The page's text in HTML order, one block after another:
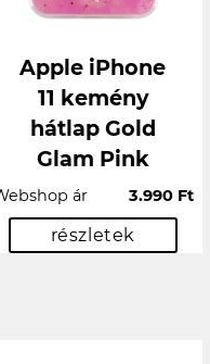
Apple iPhone
11 kemény
hátlap Gold
Glam Pink
ár 3.990 Ft
részletek